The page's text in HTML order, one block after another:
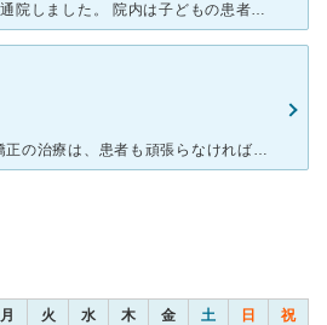
歯列矯正のために約3年間通院しました。 院内は子どもの患者が多く、いつも混雑している印象ですが、完全予約制のため待ち時間はあまり気になりませんでした。子ども対応に慣れた歯科助手が多いからか、全体的に
子供が通院しています。矯正の治療は、患者も頑張らなければいけません。しかし、治療期間が長くなる分、ストレスなく通院したいと思います。以前通っていた歯科では嫌味を言われたり叱られたりしながらの治療でした
月 火 水 木 金 土 日 祝